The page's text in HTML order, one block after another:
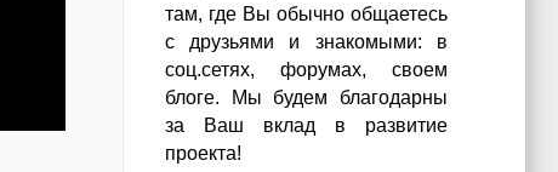
там, где Вы обычно общаетесь
с друзьями и знакомыми: в
соц.сетях, форумах, своем
блоге. Мы будем благодарны
за Ваш вклад в развитие
проекта!